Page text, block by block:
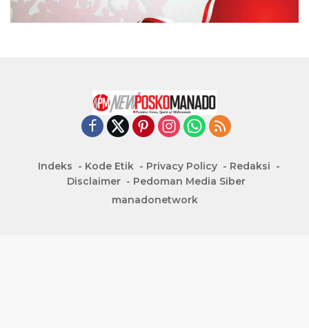
Indeks Kode Etik Privacy Policy
Redaksi
Disclaimer
Pedoman Media Siber
manadonetwork